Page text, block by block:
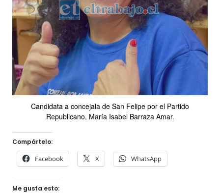
Candidata a concejala de San Felipe por el Partido
Republicano, María Isabel Barraza Amar.
Compártelo:
Facebook X WhatsApp
Me gusta esto: